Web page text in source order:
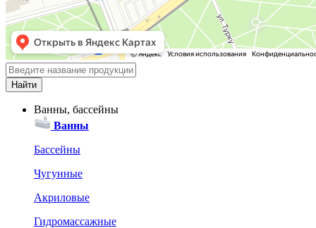
Ванны, бассейны
Ванны
Бассейны
Чугунные
Акриловые
Гидромассажные